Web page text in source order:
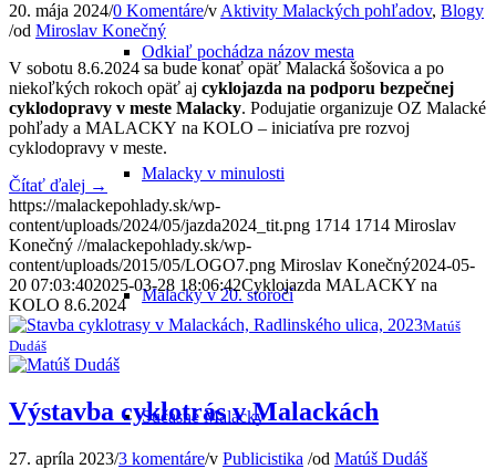
Odkiaľ pochádza názov mesta
Malacky v minulosti
Malacky v 20. storočí
Súčasné Malacky
20. mája 2024/0 Komentáre/v Aktivity Malackých pohľadov, Blogy
/od Miroslav Konečný
V sobotu 8.6.2024 sa bude konať opäť Malacká šošovica a po
niekoľkých rokoch opäť aj cyklojazda na podporu bezpečnej
cyklodopravy v meste Malacky. Podujatie organizuje OZ Malacké
pohľady a MALACKY na KOLO – iniciatíva pre rozvoj
cyklodopravy v meste.
Čítať ďalej →
https://malackepohlady.sk/wp-
content/uploads/2024/05/jazda2024_tit.png 1714 1714 Miroslav
Konečný //malackepohlady.sk/wp-
content/uploads/2015/05/LOGO7.png Miroslav Konečný2024-05-
20 07:03:402025-03-28 18:06:42Cyklojazda MALACKY na
KOLO 8.6.2024
Matúš
Dudáš
Výstavba cyklotrás v Malackách
27. apríla 2023/3 komentáre/v Publicistika /od Matúš Dudáš